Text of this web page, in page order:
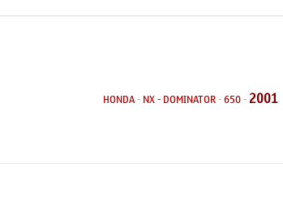
HONDA-NX - DOMINATOR-650-2001